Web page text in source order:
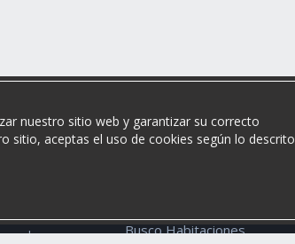
nuestro sitio web y garantizar su correcto
sitio, aceptas el uso de cookies según lo descrito
las que
Busco Habitaciones